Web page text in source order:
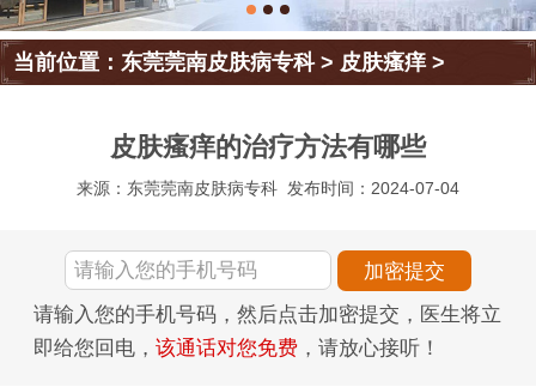
当前位置：东莞莞南皮肤病专科> 皮肤瘙痒>
皮肤瘙痒的治疗方法有哪些
来源：东莞莞南皮肤病专科 发布时间：2024-07-04
请输入您的手机号码，然后点击加密提交，医生将立
即给您回电， 该通话对您免费 ，请放心接听！